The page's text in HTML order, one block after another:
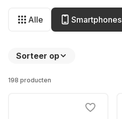
Alle Smartphones
Sorteer op
198 producten